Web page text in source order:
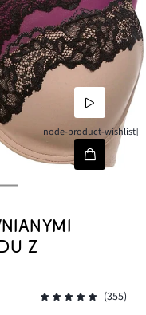
[node-product-wishlist]
Z
(355)